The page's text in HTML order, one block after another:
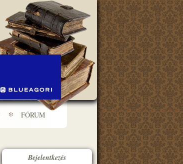
FÓRUM
Bejelentkezés